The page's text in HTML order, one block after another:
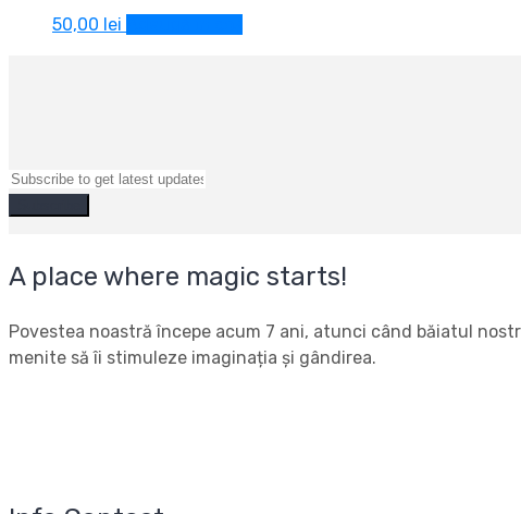
50,00 lei
A place where magic starts!
Povestea noastră începe acum 7 ani, atunci când băiatul
menite să îi stimuleze imaginația și gândirea.